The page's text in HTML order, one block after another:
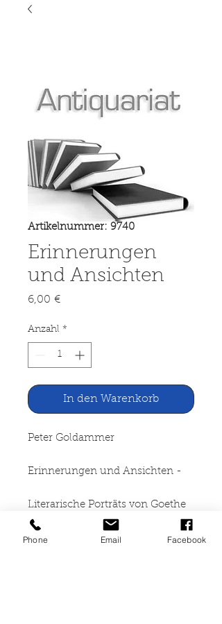
Artikelnummer: 9740
Erinnerungen
und Ansichten
6,00 €Preis
Anzahl *
In den Warenkorb
Peter Goldammer
Erinnerungen und Ansichten -
Literarische Porträts von Goethe
bis Fontane
Phone Email Facebook